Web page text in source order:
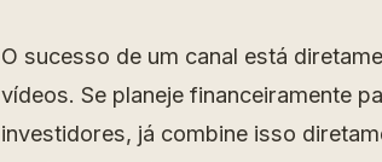
O sucesso de um canal está
vídeos. Se planeje financeiramente
investidores, já combine isso